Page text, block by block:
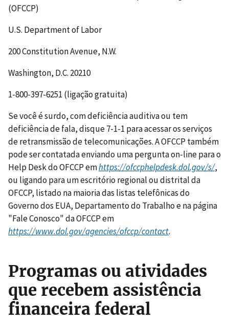
(OFCCP)
U.S. Department of Labor
200 Constitution Avenue, N.W.
Washington, D.C. 20210
1-800-397-6251 (ligação gratuita)
Se você é surdo, com deficiência auditiva ou tem
deficiência de fala, disque 7-1-1 para acessar os serviços
de retransmissão de telecomunicações. A OFCCP também
pode ser contatada enviando uma pergunta on-line para o
Help Desk do OFCCP emhttps://ofccphelpdesk.dol.gov/s/,
ou ligando para um escritório regional ou distrital da
OFCCP, listado na maioria das listas telefônicas do
Governo dos EUA, Departamento do Trabalho e na página
"Fale Conosco" da OFCCP em
https://www.dol.gov/agencies/ofccp/contact.
Programas ou atividades
que recebem assistência
financeira federal